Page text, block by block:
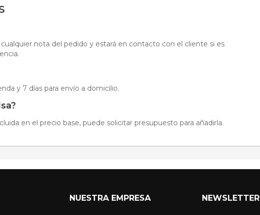
nota del pedido y estará en contacto con el cliente si es
y 7 días para envío a domicilio.
en el precio base, puede solicitar presupuesto para añadirla.
NUESTRA EMPRESA NEWSLETTER